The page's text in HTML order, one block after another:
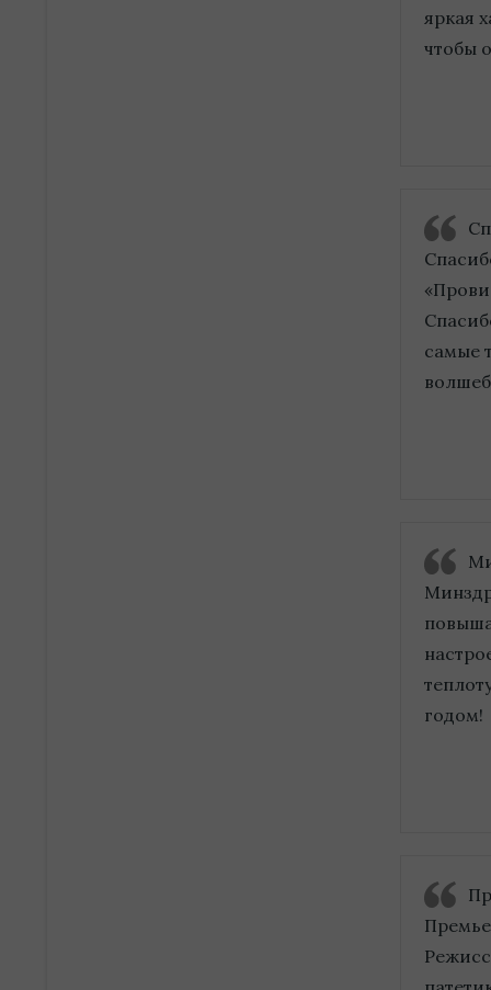
яркая
чтобы
самые
годом!